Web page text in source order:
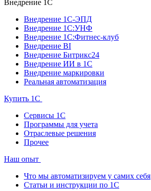
Внедрение 1С
Внедрение 1С-ЭПД
Внедрение 1С:УНФ
Внедрение 1С:Фитнес-клуб
Внедрение BI
Внедрение Битрикс24
Внедрение ИИ в 1С
Внедрение маркировки
Реальная автоматизация
Купить 1С
Сервисы 1С
Программы для учета
Отраслевые решения
Прочее
Наш опыт
Что мы автоматизируем у самих себя
Статьи и инструкции по 1С